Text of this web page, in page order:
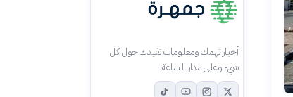
أخبار تهمك ومعلومات تفيدك حول كل
شيء وعلى مدار الساعة